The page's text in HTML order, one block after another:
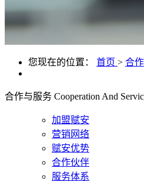
您现在的位置： 首页 > 合
合作与服务 Cooperation And
加盟赋安
营销网络
赋安优势
合作伙伴
服务体系